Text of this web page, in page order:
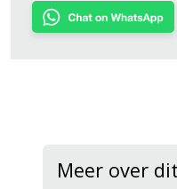
Meer over